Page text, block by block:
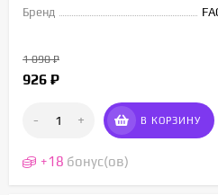
Бренд
1 090₽
926 ₽
- + В КОРЗИНУ
+18 бонус(ов)